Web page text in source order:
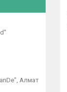
Алмат